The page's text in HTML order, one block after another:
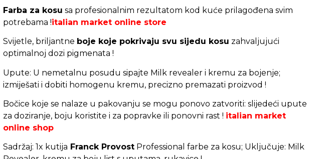
Farba za kosu sa profesionalnim rezultatom kod kuće prilagođena svim
potrebama !italian market online store
Svijetle, briljantne boje koje pokrivaju svu sijedu kosu zahvaljujući
optimalnoj dozi pigmenata !
Upute: U nemetalnu posudu sipajte Milk revealer i kremu za bojenje;
izmiješati i dobiti homogenu kremu, precizno premazati proizvod !
Bočice koje se nalaze u pakovanju se mogu ponovo zatvoriti: slijedeći upute
za doziranje, boju koristite i za popravke ili ponovni rast ! italian market
online shop
Sadržaj: 1x kutija Franck Provost Professional farbe za kosu; Uključuje: Milk